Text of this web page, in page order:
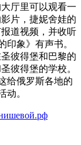
厅里可以观看一
片，捷妮舍娃的
道视频，并收听
印象》有声书。
彼得堡和巴黎的
彼得堡的学校。
给俄罗斯各地的
动。